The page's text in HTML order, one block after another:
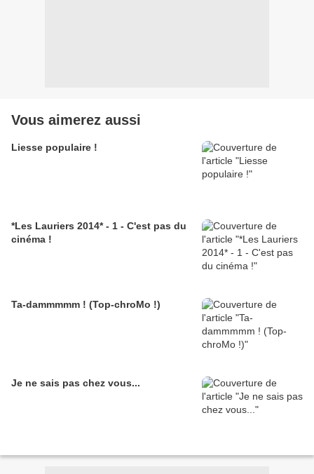
Vous aimerez aussi
Liesse populaire !
*Les Lauriers 2014* - 1 - C'est pas du
cinéma !
Ta-dammmmm ! (Top-chroMo !)
Je ne sais pas chez vous...